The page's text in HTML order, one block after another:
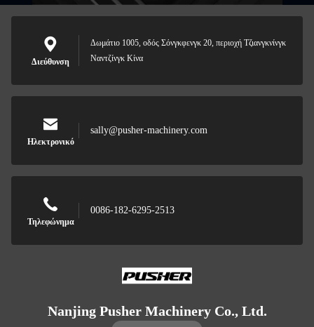
Διεύθυνση
Δωμάτιο 1005, οδός Σόνγκφενγκ 20, περιοχή Τζιανγκνίνγκ
Ναντζίνγκ Κίνα
Ηλεκτρονικό
sally@pusher-machinery.com
Τηλεφώνημα
0086-182-6295-2513
Nanjing Pusher Machinery Co., Ltd.